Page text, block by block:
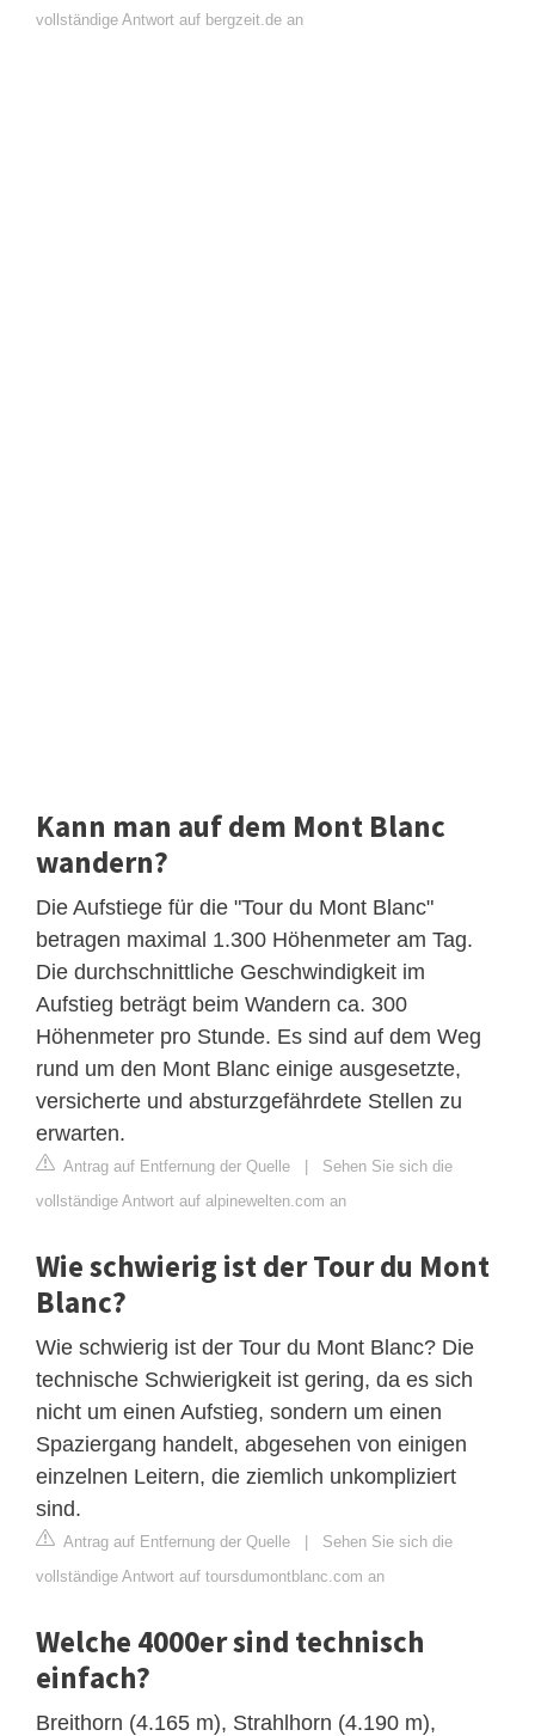
vollständige Antwort auf bergzeit.de an
Kann man auf dem Mont Blanc
wandern?
Die Aufstiege für die "Tour du Mont Blanc"
betragen maximal 1.300 Höhenmeter am Tag.
Die durchschnittliche Geschwindigkeit im
Aufstieg beträgt beim Wandern ca. 300
Höhenmeter pro Stunde. Es sind auf dem Weg
rund um den Mont Blanc einige ausgesetzte,
versicherte und absturzgefährdete Stellen zu
erwarten.
Antrag auf Entfernung der Quelle | Sehen Sie sich die
vollständige Antwort auf alpinewelten.com an
Wie schwierig ist der Tour du Mont
Blanc?
Wie schwierig ist der Tour du Mont Blanc? Die
technische Schwierigkeit ist gering, da es sich
nicht um einen Aufstieg, sondern um einen
Spaziergang handelt, abgesehen von einigen
einzelnen Leitern, die ziemlich unkompliziert
sind.
Antrag auf Entfernung der Quelle | Sehen Sie sich die
vollständige Antwort auf toursdumontblanc.com an
Welche 4000er sind technisch
einfach?
Breithorn (4.165 m), Strahlhorn (4.190 m),